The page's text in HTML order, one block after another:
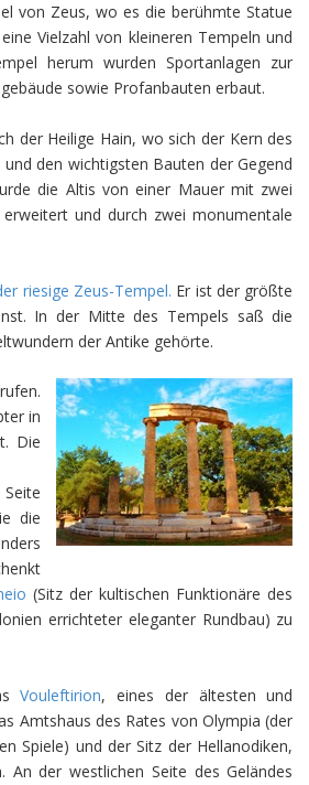
von Zeus, wo es die berühmte Statue
Vielzahl von kleineren Tempeln und
herum wurden Sportanlagen zur
sowie Profanbauten erbaut.
der Heilige Hain, wo sich der Kern des
den wichtigsten Bauten der Gegend
die Altis von einer Mauer mit zwei
und durch zwei monumentale
riesige Zeus-Tempel. Er ist der größte
In der Mitte des Tempels saß die
der Antike gehörte.
in
Die
die
(Sitz der kultischen Funktionäre des
errichteter eleganter Rundbau) zu
Vouleftirion, eines der ältesten und
Amtshaus des Rates von Olympia (der
Spiele) und der Sitz der Hellanodiken,
der westlichen Seite des Geländes